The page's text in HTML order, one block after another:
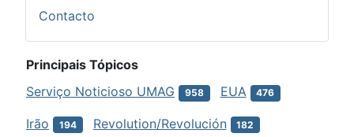
Contacto
Principais Tópicos
Serviço Noticioso UMAG
958 EUA 476
Irão 194 Revolution/Revolución 182